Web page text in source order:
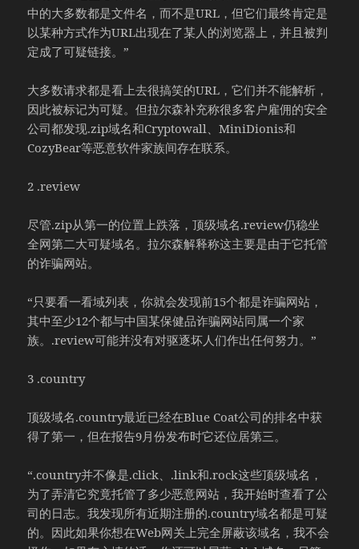
中的大多数都是文件名，而不是URL，但它们最终肯定是
以某种方式作为URL出现在了某人的浏览器上，并且被判
定成了可疑链接。”
大多数请求都是看上去很搞笑的URL，它们并不能解析，
因此被标记为可疑。但拉尔森补充称很多客户雇佣的安全
公司都发现.zip域名和Cryptowall、MiniDionis和
CozyBear等恶意软件家族间存在联系。
2 .review
尽管.zip从第一的位置上跌落，顶级域名.review仍稳坐
全网第二大可疑域名。拉尔森解释称这主要是由于它托管
的诈骗网站。
“只要看一看域列表，你就会发现前15个都是诈骗网站，
其中至少12个都与中国某保健品诈骗网站同属一个家
族。.review可能并没有对驱逐坏人们作出任何努力。”
3 .country
顶级域名.country最近已经在Blue Coat公司的排名中获
得了第一，但在报告9月份发布时它还位居第三。
“.country并不像是.click、.link和.rock这些顶级域名，
为了弄清它究竟托管了多少恶意网站，我开始时查看了公
司的日志。我发现所有近期注册的.country域名都是可疑
的。因此如果你想在Web网关上完全屏蔽该域名，我不会